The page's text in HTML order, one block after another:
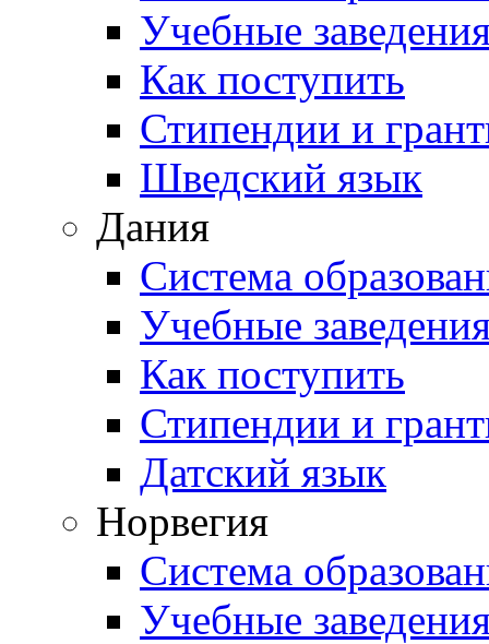
Учебные
Как поступить
Стипендии и
Шведский язык
Дания
Система
Учебные
Как поступить
Стипендии и
Датский язык
Норвегия
Система
Учебные